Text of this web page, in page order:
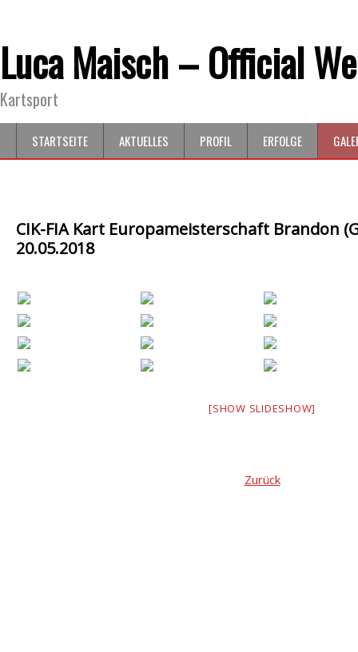
Luca Maisch – Official
Kartsport
STARTSEITE AKTUELLES PROFIL ERFOLGE
CIK-FIA Kart Europameisterschaft Brandon
20.05.2018
[SHOW SLIDESHOW]
Zurück